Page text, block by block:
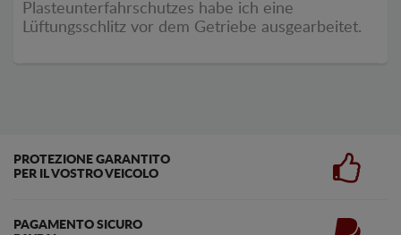
Plasteunterfahrschutzes habe ich eine
Lüftungsschlitz vor dem Getriebe ausgearbeitet.
PROTEZIONE GARANTITO
PER IL VOSTRO VEICOLO
PAGAMENTO SICURO